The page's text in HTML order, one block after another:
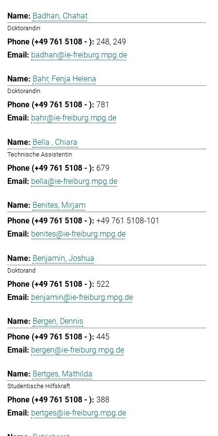
Badhan, Chahat
Doktorandin
248 249
badhan@ie-freiburg.mpg.de
Bahr, Fenja Helena
Doktorandin
781
bahr@ie-freiburg.mpg.de
Bella , Chiara
Technische Assistentin
679
bella@ie-freiburg.mpg.de
Benites, Mirjam
+49 761 5108-101
benites@ie-freiburg.mpg.de
Benjamin, Joshua
Doktorand
522
benjamin@ie-freiburg.mpg.de
Bergen, Dennis
445
bergen@ie-freiburg.mpg.de
Bertges, Mathilda
Studentische Hilfskraft
388
bertges@ie-freiburg.mpg.de